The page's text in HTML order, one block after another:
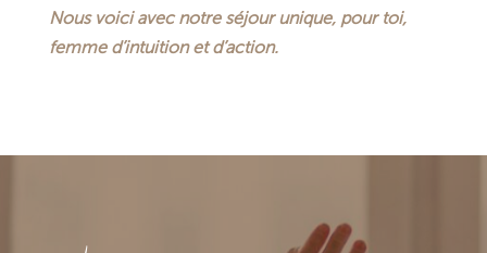
Nous voici avec notre séjour unique, pour toi,
femme d’intuition et d’action.